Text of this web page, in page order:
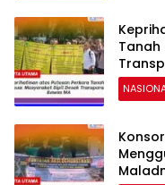
Tanah